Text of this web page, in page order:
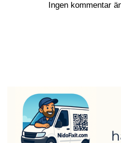
Ingen kommentar